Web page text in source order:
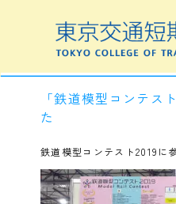
「鉄道模型コンテス
た
鉄道模型コンテスト2019に